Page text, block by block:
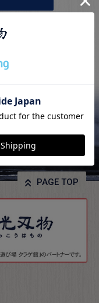
PAGE TOP